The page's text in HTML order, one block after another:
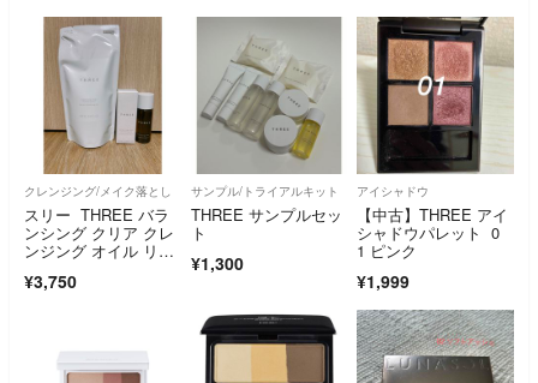
クレンジング/メイク落とし
スリー THREE バラ
ンシング クリア クレ
ンジング オイル リフ
¥3,750
サンプル/トライアルキット
THREE サンプルセッ
ト
¥1,300
アイシャドウ
【中古】THREE アイ
シャドウパレット 0
1 ピンク
¥1,999